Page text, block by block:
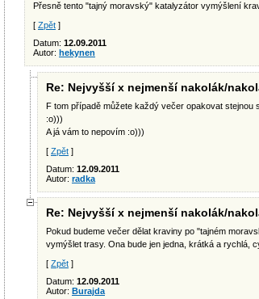
Přesně tento "tajný moravský" katalyzátor vymýšlení
[ Zpět ]
Datum: 12.09.2011
Autor: hekynen
Re: Nejvyšší x nejmenší nakolák/
F tom případě můžete každý večer opakovat stejnou
:o)))
A já vám to nepovím :o)))
[ Zpět ]
Datum: 12.09.2011
Autor: radka
Re: Nejvyšší x nejmenší nakolák/
Pokud budeme večer dělat kraviny po "tajném
vymýšlet trasy. Ona bude jen jedna, krátká a rychlá,
[ Zpět ]
Datum: 12.09.2011
Autor: Burajda